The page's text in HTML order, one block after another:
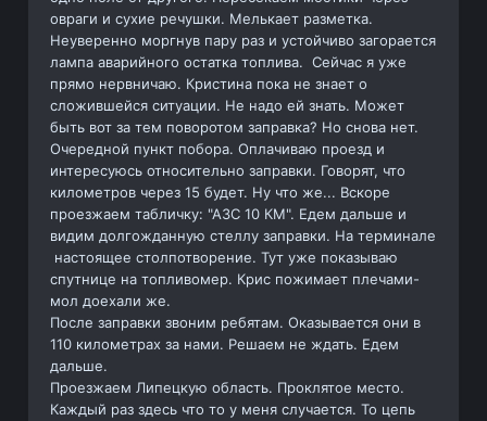
овраги и сухие речушки. Мелькает разметка.
Неуверенно моргнув пару раз и устойчиво загорается
лампа аварийного остатка топлива. Сейчас я уже
прямо нервничаю. Кристина пока не знает о
сложившейся ситуации. Не надо ей знать. Может
быть вот за тем поворотом заправка? Но снова нет.
Очередной пункт побора. Оплачиваю проезд и
интересуюсь относительно заправки. Говорят, что
километров через 15 будет. Ну что же... Вскоре
проезжаем табличку: "АЗС 10 КМ". Едем дальше и
видим долгожданную стеллу заправки. На терминале
настоящее столпотворение. Тут уже показываю
спутнице на топливомер. Крис пожимает плечами-
мол доехали же.
После заправки звоним ребятам. Оказывается они в
110 километрах за нами. Решаем не ждать. Едем
дальше.
Проезжаем Липецкую область. Проклятое место.
Каждый раз здесь что то у меня случается. То цепь